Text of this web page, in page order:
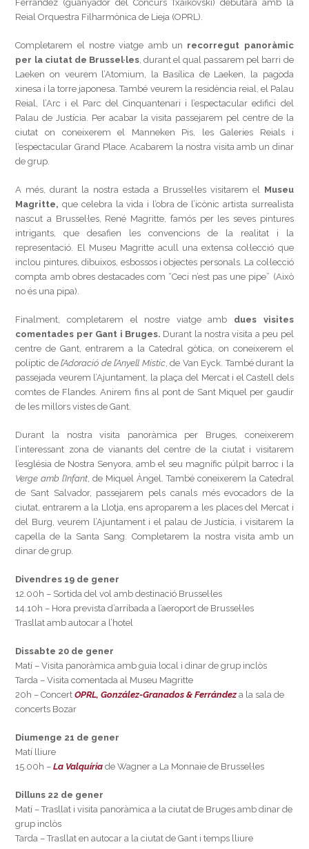
Ferrández (guanyador del Concurs Txaikovski) debutarà amb la
Reial Orquestra Filharmònica de Lieja (OPRL).
Completarem el nostre viatge amb un recorregut panoràmic
per la ciutat de Brussel·les, durant el qual passarem pel barri de
Laeken on veurem l’Atomium, la Basílica de Laeken, la pagoda
xinesa i la torre japonesa. També veurem la residència reial, el Palau
Reial, l’Arc i el Parc del Cinquantenari i l’espectacular edifici del
Palau de Justícia. Per acabar la visita passejarem pel centre de la
ciutat on coneixerem el Manneken Pis, les Galeries Reials i
l’espectacular Grand Place. Acabarem la nostra visita amb un dinar
de grup.
A més, durant la nostra estada a Brussel·les visitarem el Museu
Magritte, que celebra la vida i l’obra de l’icònic artista surrealista
nascut a Brussel·les, René Magritte, famós per les seves pintures
intrigants, que desafien les convencions de la realitat i la
representació. El Museu Magritte acull una extensa col·lecció que
inclou pintures, dibuixos, esbossos i objectes personals. La col·lecció
compta amb obres destacades com “Ceci n’est pas une pipe” (Això
no és una pipa).
Finalment, completarem el nostre viatge amb dues visites
comentades per Gant i Bruges. Durant la nostra visita a peu pel
centre de Gant, entrarem a la Catedral gòtica, on coneixerem el
políptic del’Adoració de l’Anyell Místic, de Van Eyck. També durant la
passejada veurem l’Ajuntament, la plaça del Mercat i el Castell dels
comtes de Flandes. Anirem fins al pont de Sant Miquel per gaudir
de les millors vistes de Gant.
Durant la nostra visita panoràmica per Bruges, coneixerem
l’interessant zona de vianants del centre de la ciutat i visitarem
l’església de Nostra Senyora, amb el seu magnífic púlpit barroc i la
Verge amb l’Infant, de Miquel Àngel. També coneixerem la Catedral
de Sant Salvador, passejarem pels canals més evocadors de la
ciutat, entrarem a la Llotja, ens aproparem a les places del Mercat i
del Burg, veurem l’Ajuntament i el palau de Justícia, i visitarem la
capella de la Santa Sang. Completarem la nostra visita amb un
dinar de grup.
Divendres 19 de gener
12.00h – Sortida del vol amb destinació Brussel·les
14.10h – Hora prevista d’arribada a l’aeroport de Brussel·les
Trasllat amb autocar a l’hotel
Dissabte 20 de gener
Matí – Visita panoràmica amb guia local i dinar de grup inclòs
Tarda – Visita comentada al Museu Magritte
20h – Concert OPRL, González-Granados & Ferrándeza la sala de
concerts Bozar
Diumenge 21 de gener
Matí lliure
15.00h –La Valquíriade Wagner a La Monnaie de Brussel·les
Dilluns 22 de gener
Matí – Trasllat i visita panoràmica a la ciutat de Bruges amb dinar de
grup inclòs
Tarda – Trasllat en autocar a la ciutat de Gant i temps lliure